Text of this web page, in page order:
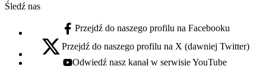
Śledź nas
facebook - otwiera się w nowej karcie
Przejdź do naszego profilu na Facebooku
x - otwiera się w nowej karcie
Przejdź do naszego profilu na X (dawniej Twitter)
youtube - otwiera się w nowej karcie
Odwiedź nasz kanał w serwisie YouTube